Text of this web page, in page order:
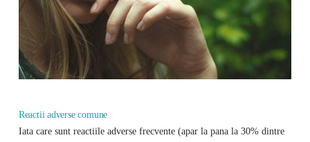
Reactii adverse comune
Iata care sunt reactiile adverse frecvente (apar la pana la 30% dintre